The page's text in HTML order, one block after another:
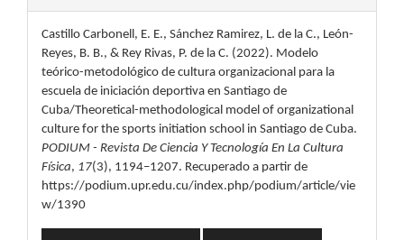
del
artículo
Castillo Carbonell, E. E., Sánchez Ramirez, L. de la C., León-
Reyes, B. B., & Rey Rivas, P. de la C. (2022). Modelo
teórico-metodológico de cultura organizacional para la
escuela de iniciación deportiva en Santiago de
Cuba/Theoretical-methodological model of organizational
culture for the sports initiation school in Santiago de Cuba.
PODIUM - Revista De Ciencia Y Tecnología En La Cultura
Física, 17(3), 1194–1207. Recuperado a partir de
https://podium.upr.edu.cu/index.php/podium/article/vie
w/1390